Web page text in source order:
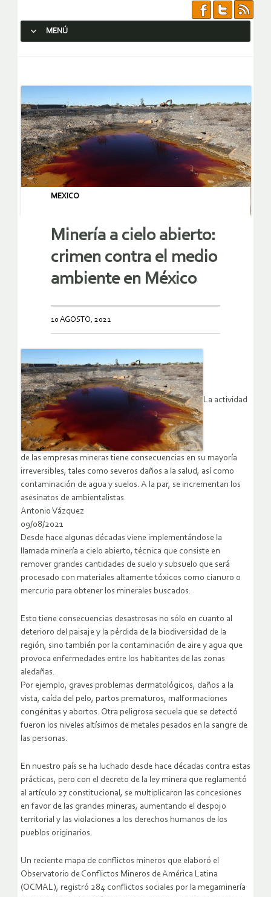
MENÚ
MEXICO
Minería a cielo abierto:
crimen contra el medio
ambiente en México
10 AGOSTO, 2021
La actividad
de las empresas mineras tiene consecuencias en su mayoría
irreversibles, tales como severos daños a la salud, así como
contaminación de agua y suelos. A la par, se incrementan los
asesinatos de ambientalistas.
Antonio Vázquez
09/08/2021
Desde hace algunas décadas viene implementándose la
llamada minería a cielo abierto, técnica que consiste en
remover grandes cantidades de suelo y subsuelo que será
procesado con materiales altamente tóxicos como cianuro o
mercurio para obtener los minerales buscados.
Esto tiene consecuencias desastrosas no sólo en cuanto al
deterioro del paisaje y la pérdida de la biodiversidad de la
región, sino también por la contaminación de aire y agua que
provoca enfermedades entre los habitantes de las zonas
aledañas.
Por ejemplo, graves problemas dermatológicos, daños a la
vista, caída del pelo, partos prematuros, malformaciones
congénitas y abortos. Otra peligrosa secuela que se detectó
fueron los niveles altísimos de metales pesados en la sangre de
las personas.
En nuestro país se ha luchado desde hace décadas contra estas
prácticas, pero con el decreto de la ley minera que reglamentó
al artículo 27 constitucional, se multiplicaron las concesiones
en favor de las grandes mineras, aumentando el despojo
territorial y las violaciones a los derechos humanos de los
pueblos originarios.
Un reciente mapa de conflictos mineros que elaboró el
Observatorio de Conflictos Mineros de América Latina
(OCMAL), registró 284 conflictos sociales por la megaminería